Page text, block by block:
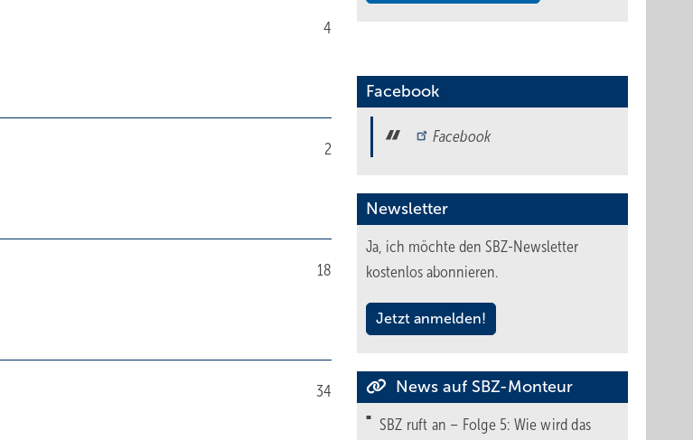
4
2
18
34
Facebook
Facebook
Newsletter
Ja, ich möchte den SBZ-Newsletter
kostenlos abonnieren.
Jetzt anmelden!
News auf SBZ-Monteur
SBZ ruft an – Folge 5: Wie wird das